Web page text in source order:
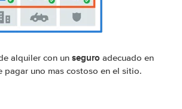
alquiler con un seguro adecuado en
pagar uno mas costoso en el sitio.